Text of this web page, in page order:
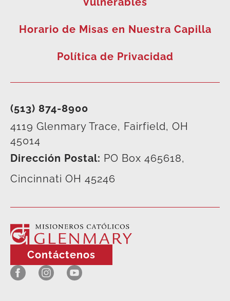
Contáctenos
(513) 874-8900
4119 Glenmary Trace, Fairfield, OH
45014
Dirección Postal: PO Box 465618,
Cincinnati OH 45246
Horario de Misas en Nuestra Capilla
Política de Privacidad